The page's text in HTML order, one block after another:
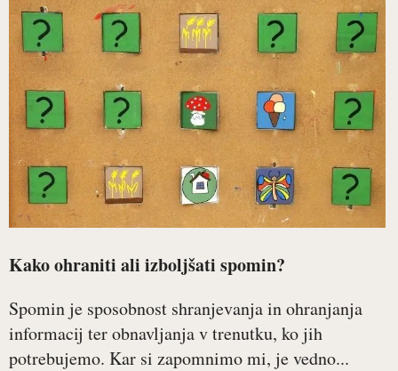
Kako ohraniti ali izboljšati spomin?
Spomin je sposobnost shranjevanja in ohranjanja
informacij ter obnavljanja v trenutku, ko jih
potrebujemo. Kar si zapomnimo mi, je vedno...